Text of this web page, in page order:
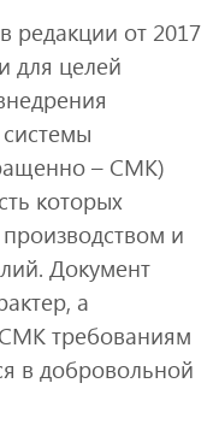
редакции от 2017
для целей
– СМК)
которых
и
Документ
а
СМК требованиям
в добровольной